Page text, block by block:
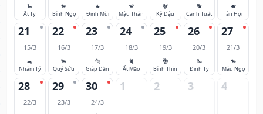
🐍
Ất Tỵ
🐎
Bính Ngọ
🐐
Đinh Mùi
🐒
Mậu Thân
🐓
Kỷ Dậu
🐕
Canh Tuất
🐖
Tân Hợi
21
15/3
🐀
Nhâm Tý
22
16/3
🐂
Quý Sửu
23
17/3
🐅
Giáp Dần
24
18/3
🐈
Ất Mão
25
19/3
🐉
Bính Thìn
26
20/3
🐍
Đinh Tỵ
27
21/3
🐎
Mậu Ngọ
28
22/3
29
23/3
30
24/3
1 2 3 4